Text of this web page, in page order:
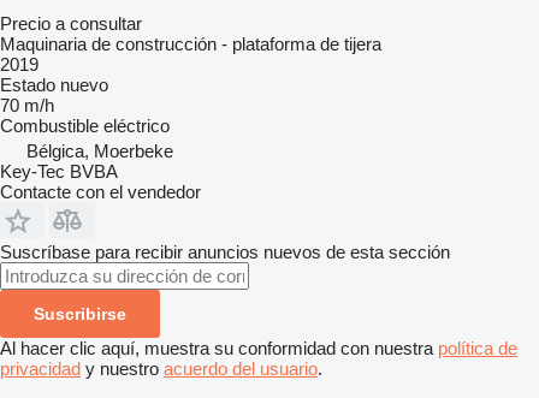
Precio a consultar
Maquinaria de construcción - plataforma de tijera
2019
Estado nuevo
70 m/h
Combustible eléctrico
Bélgica, Moerbeke
Key-Tec BVBA
Contacte con el vendedor
Suscríbase para recibir anuncios nuevos de esta sección
Suscribirse
Al hacer clic aquí, muestra su conformidad con nuestra política de
privacidad y nuestro acuerdo del usuario.